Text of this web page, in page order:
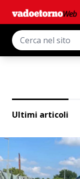
Ultimi articoli